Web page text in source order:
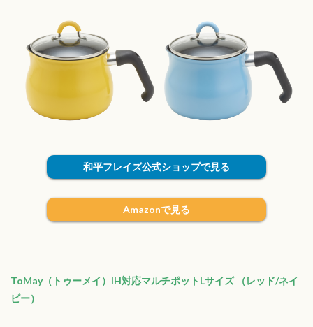
和平フレイズ公式ショップで見る
Amazonで見る
ToMay（トゥーメイ）IH対応マルチポットLサイズ （レッド/ネイ
ビー）